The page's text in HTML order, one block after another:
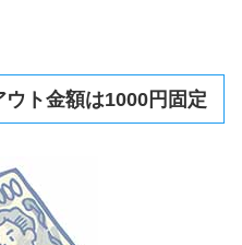
ト金額は1000円固定